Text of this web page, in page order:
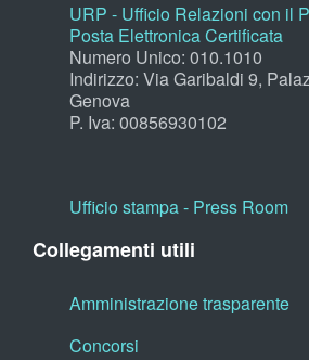
URP - Ufficio Relazioni con il
Posta Elettronica Certificata
Numero Unico: 010.1010
Indirizzo: Via Garibaldi 9,
Genova
P. Iva: 00856930102
Ufficio stampa - Press Room
Collegamenti utili
Amministrazione trasparente
Concorsi